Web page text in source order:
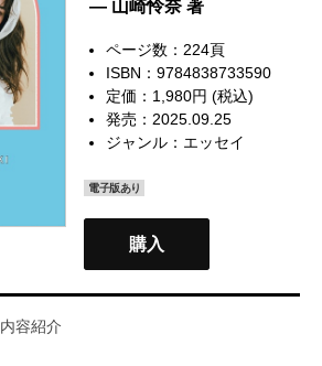
— 山崎怜奈 著
ページ数：224頁
ISBN：9784838733590
定価：1,980円 (税込)
発売：2025.09.25
ジャンル： エッセイ
電子版あり
購入
内容紹介